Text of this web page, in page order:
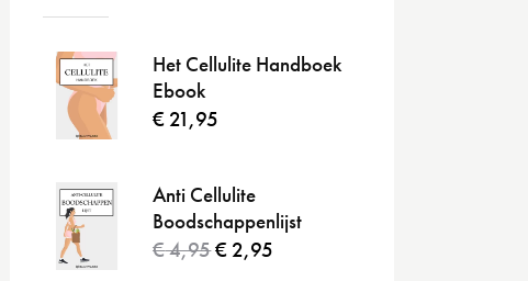
Het Cellulite Handboek
Ebook
€ 21,95
Anti Cellulite
Boodschappenlijst
€4,95€ 2,95